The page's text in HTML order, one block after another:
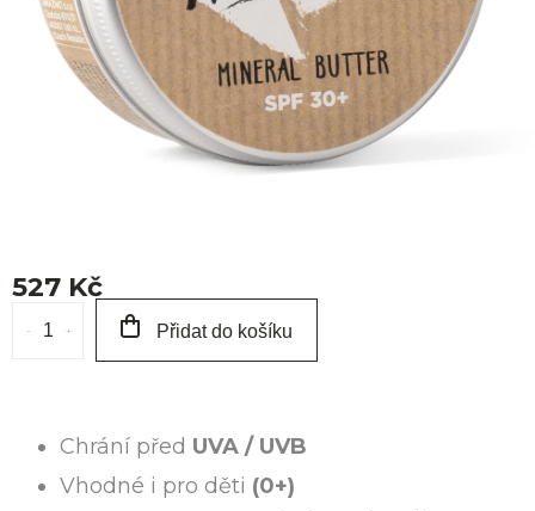
527 Kč
cena:
Přidat do košíku
Chrání před UVA / UVB
Vhodné i pro děti (0+)